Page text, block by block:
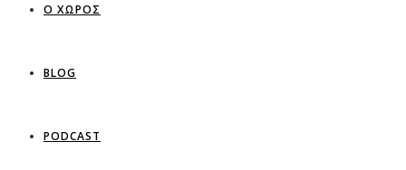
Ο ΧΩΡΟΣ
BLOG
PODCAST